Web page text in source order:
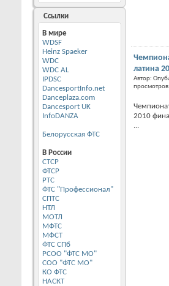
Ссылки
В мире
WDSF
Heinz Spaeker
WDC
WDC AL
IPDSC
DancesportInfo.net
Danceplaza.com
Dancesport UK
InfoDANZA
Белорусская ФТС
В России
CТСР
ФТСР
РТС
ФТС "Профессионал"
СПТС
НТЛ
МОТЛ
МФТС
МФСТ
ФТС СПб
РСОО "ФТС МО"
СОО "ФТС МО"
КО ФТС
НАСКТ
латина
Автор:
2010